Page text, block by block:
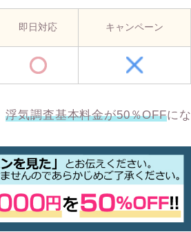
即日対応 キャンペーン
浮気調査基本料金が50％OFFにな